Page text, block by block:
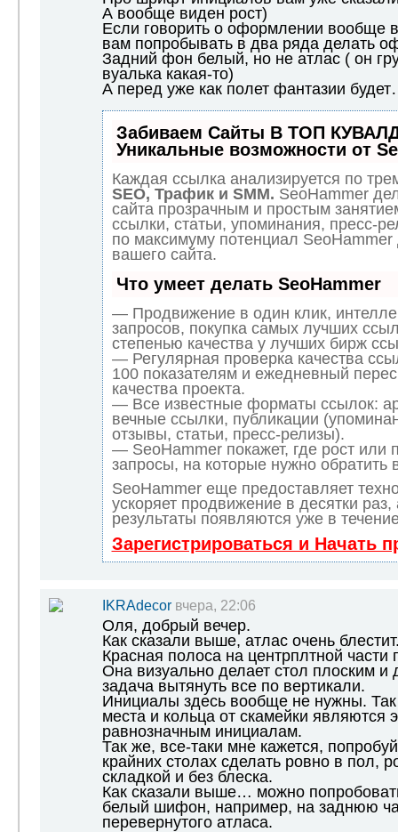
А вообще виден рост)
Если говорить о оформлении вообще
вам попробывать в два ряда делать
Задний фон белый, но не атлас ( он
вуалька какая-то)
А перед уже как полет фантазии
Забиваем Сайты В ТОП
Уникальные возможности от
Каждая ссылка анализируется по
SEO, Трафик и SMM. SeoHammer
сайта прозрачным и простым
ссылки, статьи, упоминания, пресс-
по максимуму потенциал
вашего сайта.
Что умеет делать SeoHammer
— Продвижение в один клик,
запросов, покупка самых лучших
степенью качества у лучших бирж
— Регулярная проверка качества
100 показателям и ежедневный
качества проекта.
— Все известные форматы ссылок:
вечные ссылки, публикации
отзывы, статьи, пресс-релизы).
— SeoHammer покажет, где рост или
запросы, на которые нужно обратить
SeoHammer еще предоставляет
ускоряет продвижение в десятки
результаты появляются уже в
Зарегистрироваться и Начать
IKRAdecor вчера, 22:06
Оля, добрый вечер.
Как сказали выше, атлас очень
Красная полоса на центрплтной
Она визуально делает стол плоским и
задача вытянуть все по вертикали.
Инициалы здесь вообще не нужны.
места и кольца от скамейки являются
равнозначным инициалам.
Так же, все-таки мне кажется,
крайних столах сделать ровно в пол,
складкой и без блеска.
Как сказали выше… можно
белый шифон, например, на заднюю
перевернутого атласа.